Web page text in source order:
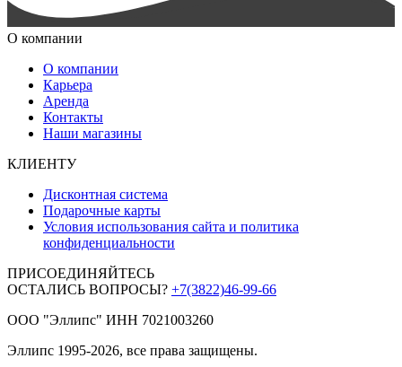
О компании
О компании
Карьера
Аренда
Контакты
Наши магазины
КЛИЕНТУ
Дисконтная система
Подарочные карты
Условия использования сайта и политика
конфиденциальности
ПРИСОЕДИНЯЙТЕСЬ
ОСТАЛИСЬ ВОПРОСЫ? +7(3822)46-99-66
ООО "Эллипс" ИНН 7021003260
Эллипс 1995-2026, все права защищены.